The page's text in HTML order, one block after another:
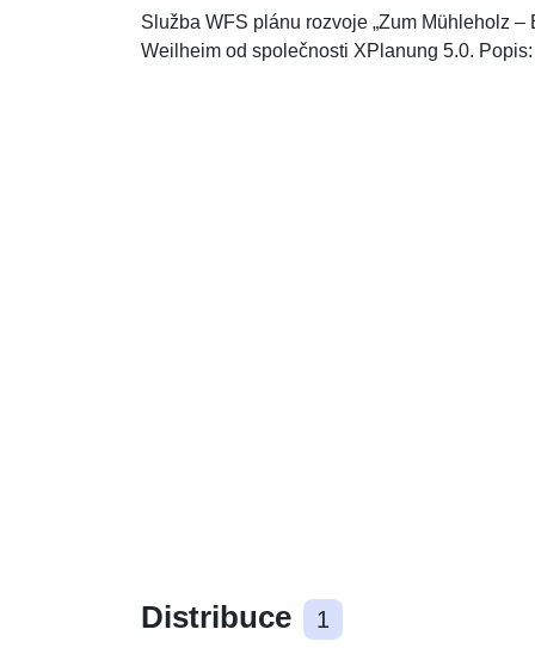
Služba WFS plánu rozvoje „Zum Mühleholz
Weilheim od společnosti XPlanung 5.0. Popis:
Distribuce 1